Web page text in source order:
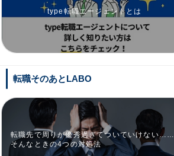
type転職エージェントとは
転職そのあとLABO
転職先で周りが優秀過ぎてついていけない……
そんなときの4つの対処法